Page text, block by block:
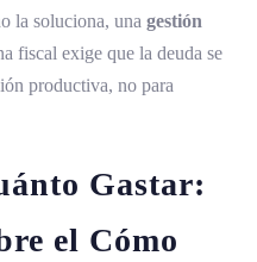
la soluciona, una gestión
fiscal exige que la deuda se
productiva, no para
Gastar:
el Cómo